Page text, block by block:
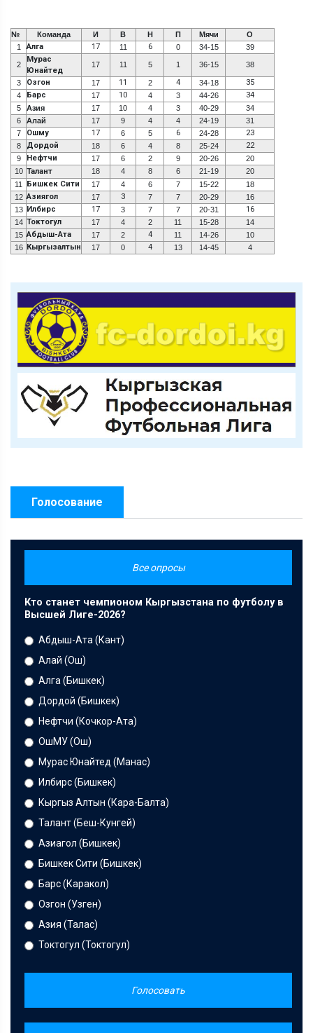
№ Команда И В Н П Мячи
О
1
Алга 17 11 6 0 34-15 39
2
Мурас
Юнайтед
17 11 5 1 36-15 38
3 Озгон 17 11 2 4 34-18 35
4 Барс 17 10 4 3 44-26 34
5 Азия 17 10 4 3 40-29
34
6
Алай 17 9 4 4 24-19
31
7
Ошму 17 6 5 6 24-28 23
8 Дордой 18 6 4 8 25-24 22
9 Нефтчи 17 6 2 9 20-26
20
10 Талант 18 4 8 6 21-19
20
11
Бишкек Сити 17 4 6 7 15-22
18
12 Азиягол 17 3 7 7 20-29
16
13 Илбирс 17 3 7 7 20-31 16
14 Токтогул 17 4 2 11 15-28
14
15 Абдыш-Ата 17 2 4 11 14-26
10
16 Кыргызалтын 17 0 4 13 14-45 4
Голосование
Все опросы
Кто станет чемпионом Кыргызстана по футболу в
Высшей Лиге-2026?
Абдыш-Ата (Кант)
Алай (Ош)
Алга (Бишкек)
Дордой (Бишкек)
Нефтчи (Кочкор-Ата)
ОшМУ (Ош)
Мурас Юнайтед (Манас)
Илбирс (Бишкек)
Кыргыз Алтын (Кара-Балта)
Талант (Беш-Кунгей)
Азиагол (Бишкек)
Бишкек Сити (Бишкек)
Барс (Каракол)
Озгон (Узген)
Азия (Талас)
Токтогул (Токтогул)
Голосовать